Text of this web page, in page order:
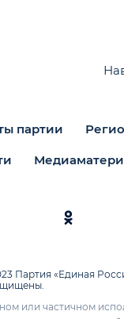
партии
Партия «Единая
или частичном